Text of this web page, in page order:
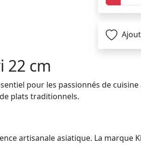
22 cm
pour les passionnés de
plats traditionnels.
artisanale asiatique. La